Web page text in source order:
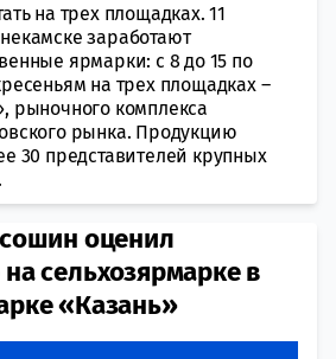
на трех площадках. 11
заработают
ярмарки: с 8 до 15 по
на трех площадках –
рыночного комплекса
рынка. Продукцию
30 представителей крупных
оценил
сельхозярмарке в
«Казань»